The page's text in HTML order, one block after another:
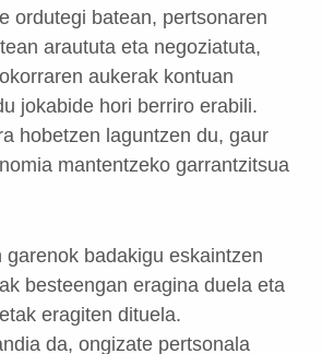
ordutegi batean, pertsonaren
araututa eta negoziatuta,
aukerak kontuan
jokabide hori berriro erabili.
hobetzen laguntzen du, gaur
mantentzeko garrantzitsua
garenok badakigu eskaintzen
besteengan eragina duela eta
eragiten dituela.
da, ongizate pertsonala